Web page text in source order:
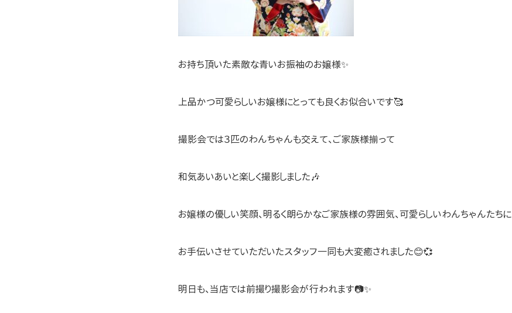
お持ち頂いた素敵な青いお振袖のお嬢様✨
上品かつ可愛らしいお嬢様にとっても良くお似合いです🥰
撮影会では３匹のわんちゃんも交えて、ご家族様揃って
和気あいあいと楽しく撮影しました🎶
お嬢様の優しい笑顔、明るく朗らかなご家族様の雰囲気、可愛らしいわんちゃんたちに
お手伝いさせていただいたスタッフ一同も大変癒されました😊💞
明日も、当店では前撮り撮影会が行われます📷✨